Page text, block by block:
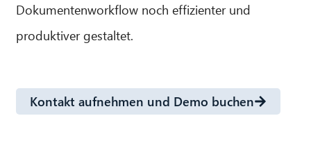
Dokumentenworkflow noch effizienter und
produktiver gestaltet.
Kontakt aufnehmen und Demo buchen